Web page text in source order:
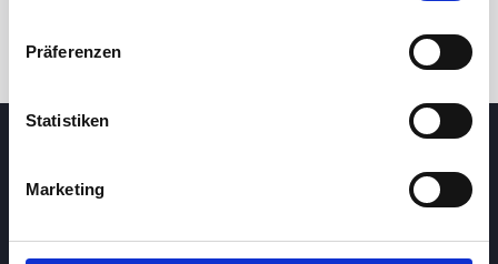
Präferenzen
Statistiken
Marketing